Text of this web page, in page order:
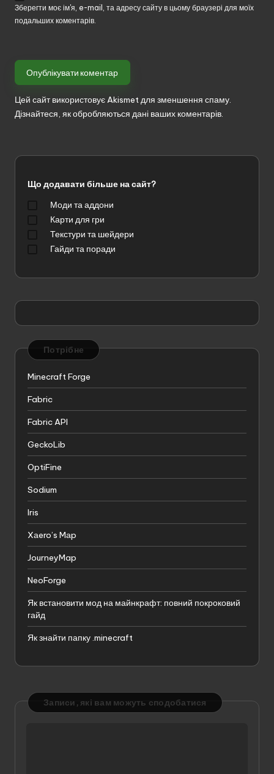
Зберегти моє ім'я, e-mail, та адресу сайту в цьому браузері для моїх
подальших коментарів.
Цей сайт використовує Akismet для зменшення спаму.
Дізнайтеся, як обробляються дані ваших коментарів.
Що додавати більше на сайт?
Моди та аддони
Карти для гри
Текстури та шейдери
Гайди та поради
Потрібне
Minecraft Forge
Fabric
Fabric API
GeckoLib
OptiFine
Sodium
Iris
Xаero’s Mаp
JourneyMap
NeoForge
Як встановити мод на майнкрафт: повний покроковий
гайд
Як знайти папку .minecraft
Записи, які вам можуть сподобатися